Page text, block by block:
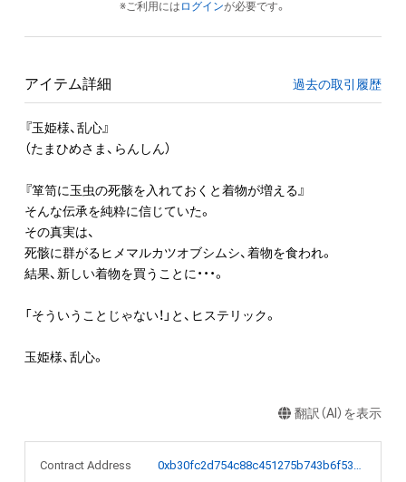
※ご利用には ログインが必要です。
アイテム詳細 過去の取引履歴
『玉姫様、乱心』
（たまひめさま、らんしん）
『箪笥に玉虫の死骸を入れておくと着物が増える』
そんな伝承を純粋に信じていた。
その真実は、
死骸に群がるヒメマルカツオブシムシ、着物を食われ。
結果、新しい着物を買うことに・・・。
「そういうことじゃない！」と、ヒステリック。
玉姫様、乱心。
翻訳（AI）を表示
Contract Address
0xb30fc2d754c88c451275b743b6f530f19f643683